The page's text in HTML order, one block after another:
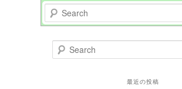
Search
Search
最近の投稿